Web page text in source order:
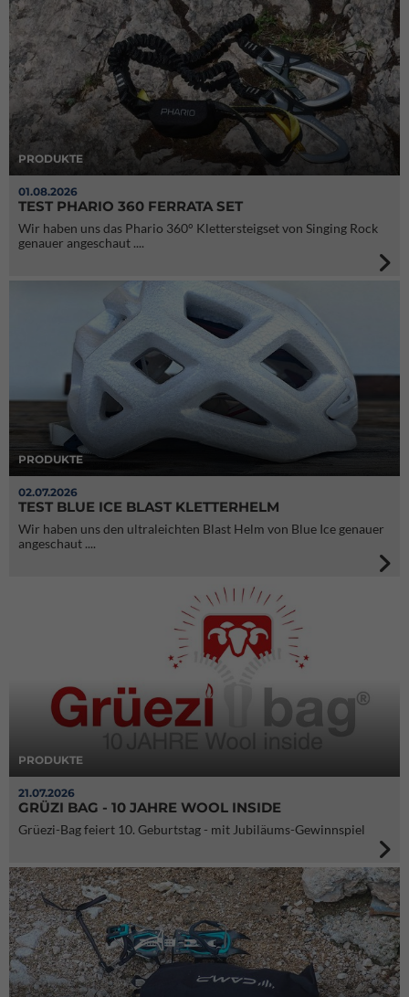
PRODUKTE
01.08.2026
TEST PHARIO 360 FERRATA SET
Wir haben uns das Phario 360° Klettersteigset von Singing Rock
genauer angeschaut ....
PRODUKTE
02.07.2026
TEST BLUE ICE BLAST KLETTERHELM
Wir haben uns den ultraleichten Blast Helm von Blue Ice genauer
angeschaut ....
PRODUKTE
21.07.2026
GRÜZI BAG - 10 JAHRE WOOL INSIDE
Grüezi-Bag feiert 10. Geburtstag - mit Jubiläums-Gewinnspiel